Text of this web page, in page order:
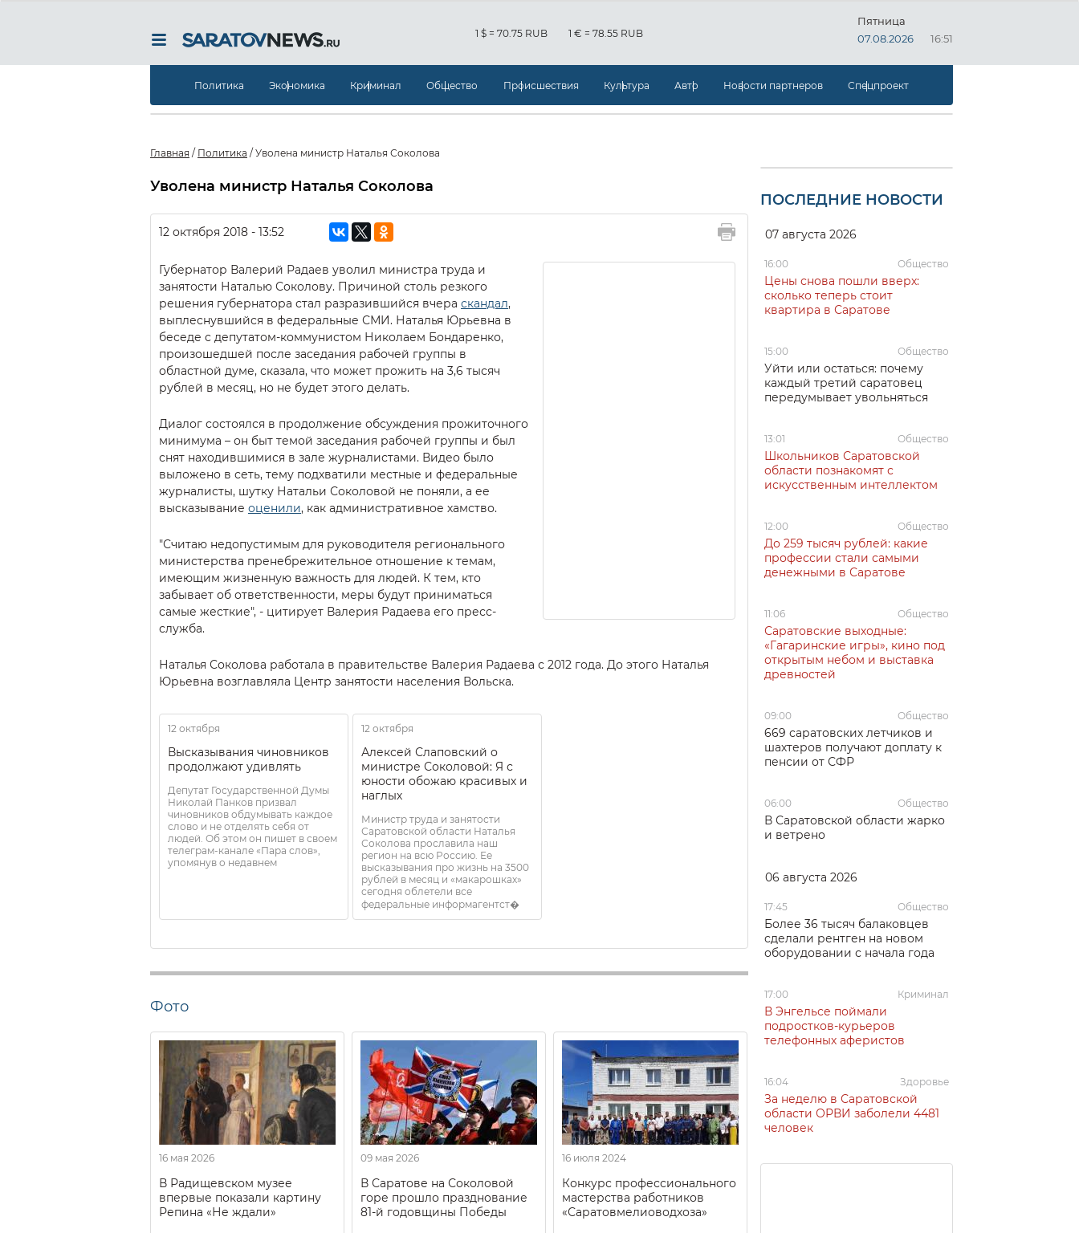
1 $ = 70.75 RUB 1 € = 78.55 RUB
Пятница
07.08.2026
16:51
Политика Экономика Криминал Общество Происшествия Культура Авто Новости партнеров Спецпроект
Главная / Политика / Уволена министр Наталья Соколова
Уволена министр Наталья Соколова
12 октября 2018 - 13:52
Губернатор Валерий Радаев уволил министра труда и
занятости Наталью Соколову. Причиной столь резкого
решения губернатора стал разразившийся вчера скандал,
выплеснувшийся в федеральные СМИ. Наталья Юрьевна в
беседе с депутатом-коммунистом Николаем Бондаренко,
произошедшей после заседания рабочей группы в
областной думе, сказала, что может прожить на 3,6 тысяч
рублей в месяц, но не будет этого делать.
Диалог состоялся в продолжение обсуждения прожиточного
минимума – он быт темой заседания рабочей группы и был
снят находившимися в зале журналистами. Видео было
выложено в сеть, тему подхватили местные и федеральные
журналисты, шутку Натальи Соколовой не поняли, а ее
высказывание оценили, как административное хамство.
"Считаю недопустимым для руководителя регионального
министерства пренебрежительное отношение к темам,
имеющим жизненную важность для людей. К тем, кто
забывает об ответственности, меры будут приниматься
самые жесткие", - цитирует Валерия Радаева его пресс-
служба.
Наталья Соколова работала в правительстве Валерия Радаева с 2012 года. До этого Наталья
Юрьевна возглавляла Центр занятости населения Вольска.
12 октября
Высказывания чиновников
продолжают удивлять
Депутат Государственной Думы
Николай Панков призвал
чиновников обдумывать каждое
слово и не отделять себя от
людей. Об этом он пишет в своем
телеграм-канале «Пара слов»,
упомянув о недавнем
12 октября
Алексей Слаповский о
министре Соколовой: Я с
юности обожаю красивых и
наглых
Министр труда и занятости
Саратовской области Наталья
Соколова прославила наш
регион на всю Россию. Ее
высказывания про жизнь на 3500
рублей в месяц и «макарошках»
сегодня облетели все
федеральные информагентст�
Фото
16 мая 2026
В Радищевском музее
впервые показали картину
Репина «Не ждали»
09 мая 2026
В Саратове на Соколовой
горе прошло празднование
81-й годовщины Победы
16 июля 2024
Конкурс профессионального
мастерства работников
«Саратовмелиоводхоза»
ПОСЛЕДНИЕ НОВОСТИ
07 августа 2026
16:00 Общество
Цены снова пошли вверх:
сколько теперь стоит
квартира в Саратове
15:00 Общество
Уйти или остаться: почему
каждый третий саратовец
передумывает увольняться
13:01 Общество
Школьников Саратовской
области познакомят с
искусственным интеллектом
12:00 Общество
До 259 тысяч рублей: какие
профессии стали самыми
денежными в Саратове
11:06 Общество
Саратовские выходные:
«Гагаринские игры», кино под
открытым небом и выставка
древностей
09:00 Общество
669 саратовских летчиков и
шахтеров получают доплату к
пенсии от СФР
06:00 Общество
В Саратовской области жарко
и ветрено
06 августа 2026
17:45 Общество
Более 36 тысяч балаковцев
сделали рентген на новом
оборудовании с начала года
17:00 Криминал
В Энгельсе поймали
подростков-курьеров
телефонных аферистов
16:04 Здоровье
За неделю в Саратовской
области ОРВИ заболели 4481
человек